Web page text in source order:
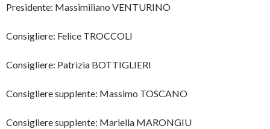
Presidente: Massimiliano VENTURINO
Consigliere: Felice TROCCOLI
Consigliere: Patrizia BOTTIGLIERI
Consigliere supplente: Massimo TOSCANO
Consigliere supplente: Mariella MARONGIU